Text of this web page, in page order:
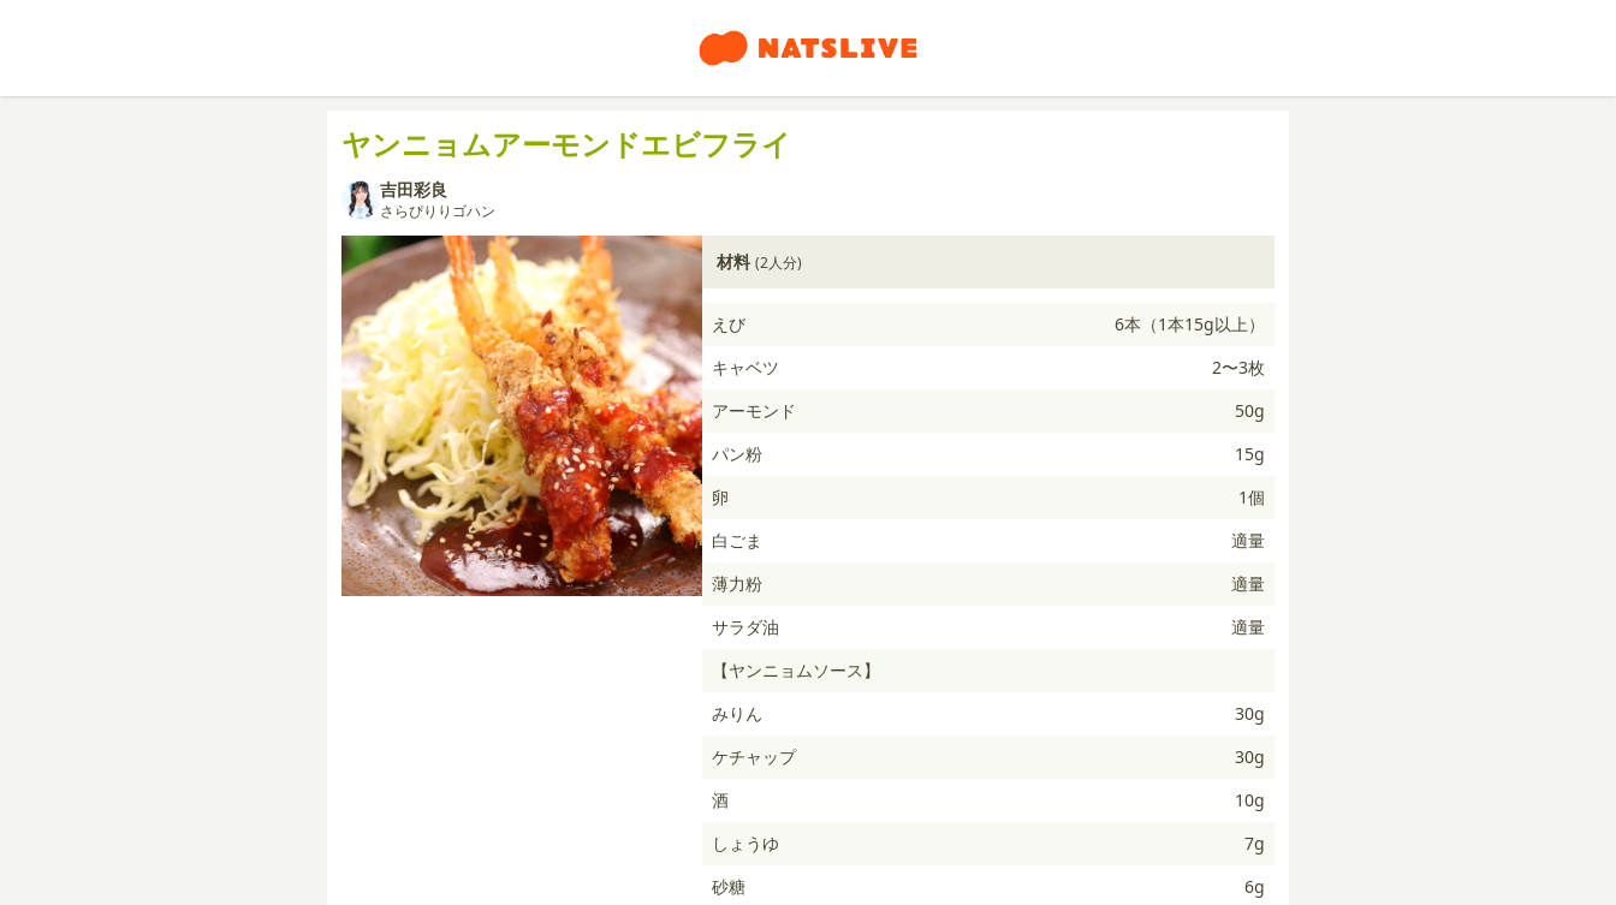
ヤンニョムアーモンドエビフライ
吉田彩良
さらぴりりゴハン
材料 (2人分)
えび
6本（1本15g以上）
キャベツ
2〜3枚
アーモンド
50g
パン粉
15g
卵
1個
白ごま
適量
薄力粉
適量
サラダ油
適量
【ヤンニョムソース】
みりん
30g
ケチャップ
30g
酒
10g
しょうゆ
7g
砂糖
6g